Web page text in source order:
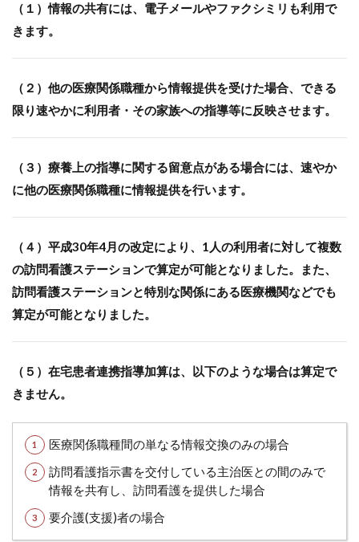
在
患
急
時
等
ァ
レ
ス
算
の
定
の
れ
7
在
宅
者
緊
急
時
カ
ン
フ
（１）情報の共有には、電子メールやファクシミリも利用で
きます。
（２）他の医療関係職種から情報提供を受けた場合、できる
限り速やかに利用者・その家族への指導等に反映させます。
（３）療養上の指導に関する留意点がある場合には、速やか
に他の医療関係職種に情報提供を行います。
（４）平成30年4月の改定により、1人の利用者に対して複数
の訪問看護ステーションで算定が可能となりました。また、
訪問看護ステーションと特別な関係にある医療機関などでも
算定が可能となりました。
（５）在宅患者連携指導加算は、以下のような場合は算定で
きません。
医療関係職種間の単なる情報交換のみの場合
訪問看護指示書を交付している主治医との間のみで
情報を共有し、訪問看護を提供した場合
要介護(支援)者の場合